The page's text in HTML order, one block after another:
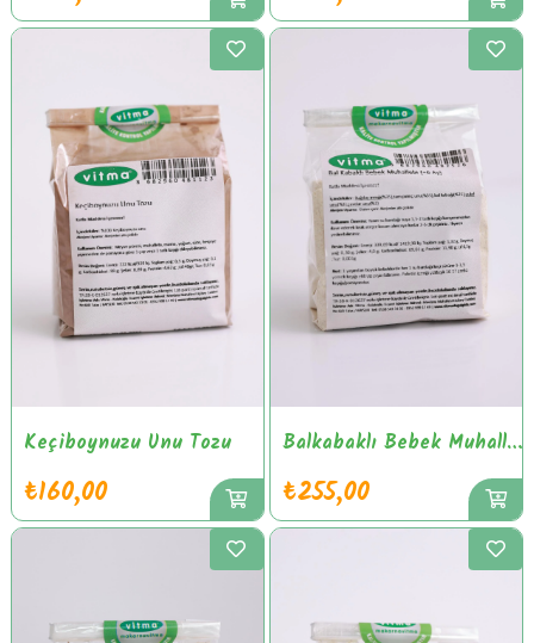
Keçiboynuzu Unu Tozu
₺160,00
Balkabaklı Bebek Muhallebi
₺255,00